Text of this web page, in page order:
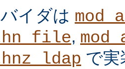
イダは
,
で実